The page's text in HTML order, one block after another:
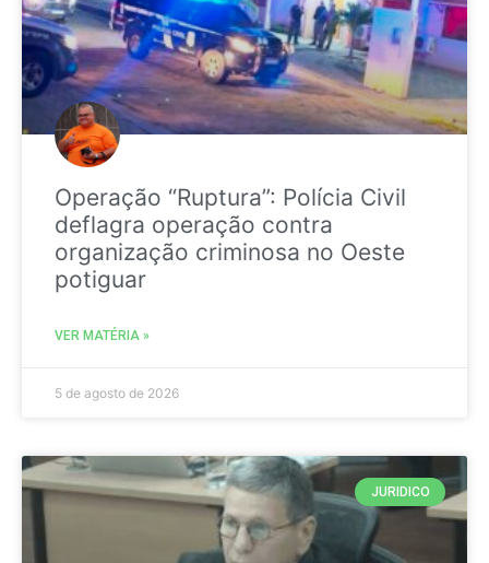
Operação “Ruptura”: Polícia Civil
deflagra operação contra
organização criminosa no Oeste
potiguar
VER MATÉRIA »
5 de agosto de 2026
JURIDICO